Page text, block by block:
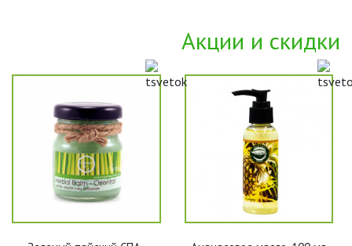
Акции и скидки